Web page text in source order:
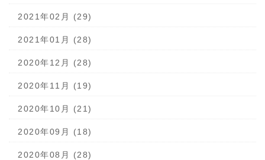
2021年02月 (29)
2021年01月 (28)
2020年12月 (28)
2020年11月 (19)
2020年10月 (21)
2020年09月 (18)
2020年08月 (28)